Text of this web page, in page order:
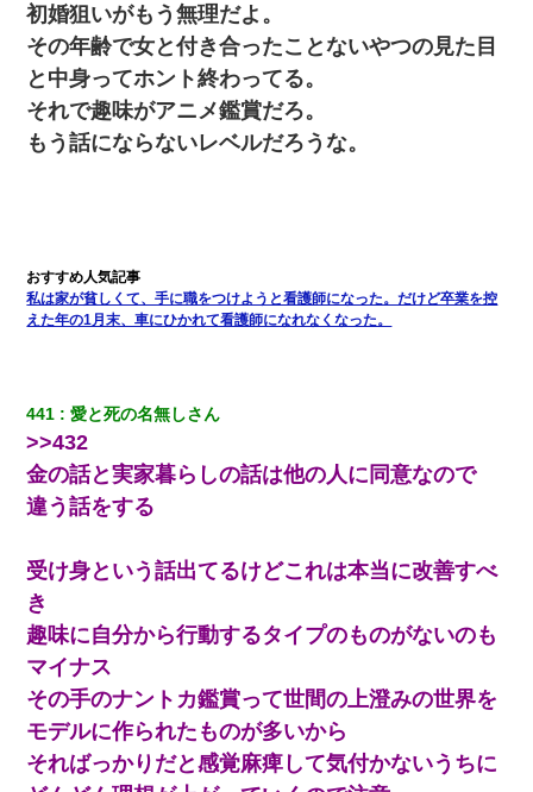
初婚狙いがもう無理だよ。
その年齢で女と付き合ったことないやつの見た目
と中身ってホント終わってる。
それで趣味がアニメ鑑賞だろ。
もう話にならないレベルだろうな。
私は家が貧しくて、手に職をつけようと看護師になった。だけど卒業を控
えた年の1月末、車にひかれて看護師になれなくなった。
441 愛と死の名無しさん
>>432
金の話と実家暮らしの話は他の人に同意なので
違う話をする
受け身という話出てるけどこれは本当に改善すべ
き
趣味に自分から行動するタイプのものがないのも
マイナス
その手のナントカ鑑賞って世間の上澄みの世界を
モデルに作られたものが多いから
そればっかりだと感覚麻痺して気付かないうちに